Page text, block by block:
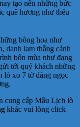
tạo nên những bức
quê hương như thêu
bông hoa như
danh lam thắng cảnh
bốn mùa như đang
tới quý khách những
lò xo 7 tờ dáng ngọc
cung cấp Mẫu Lịch lò
khác vui lòng click